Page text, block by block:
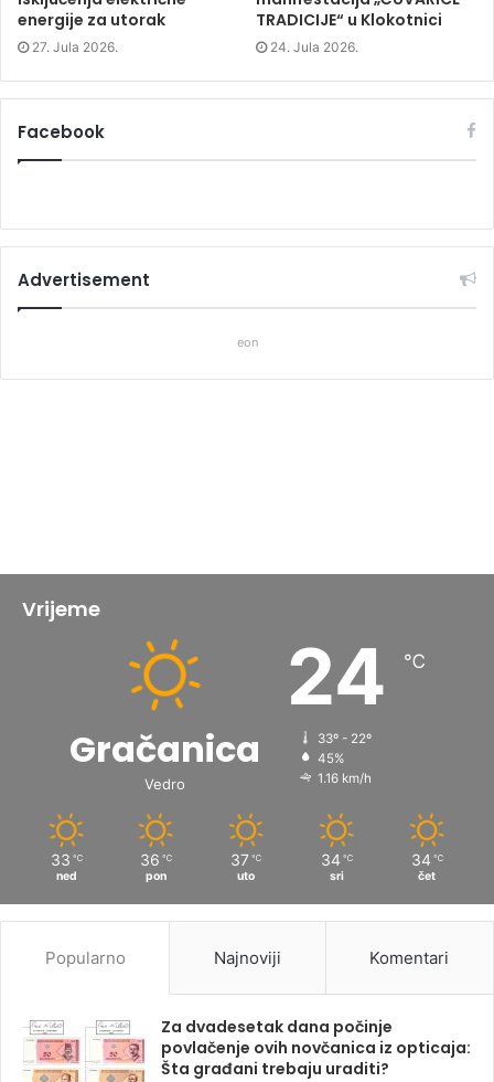
energije za utorak
27. Jula 2026.
TRADICIJE“ u Klokotnici
24. Jula 2026.
Facebook
Advertisement
eon
Vrijeme
Gračanica
Vedro
24 ℃
33º - 22º
45%
1.16 km/h
33 ℃
ned
36 ℃
pon
37 ℃
uto
34 ℃
sri
34 ℃
čet
Popularno Najnoviji Komentari
Za dvadesetak dana počinje
povlačenje ovih novčanica iz opticaja:
Šta građani trebaju uraditi?